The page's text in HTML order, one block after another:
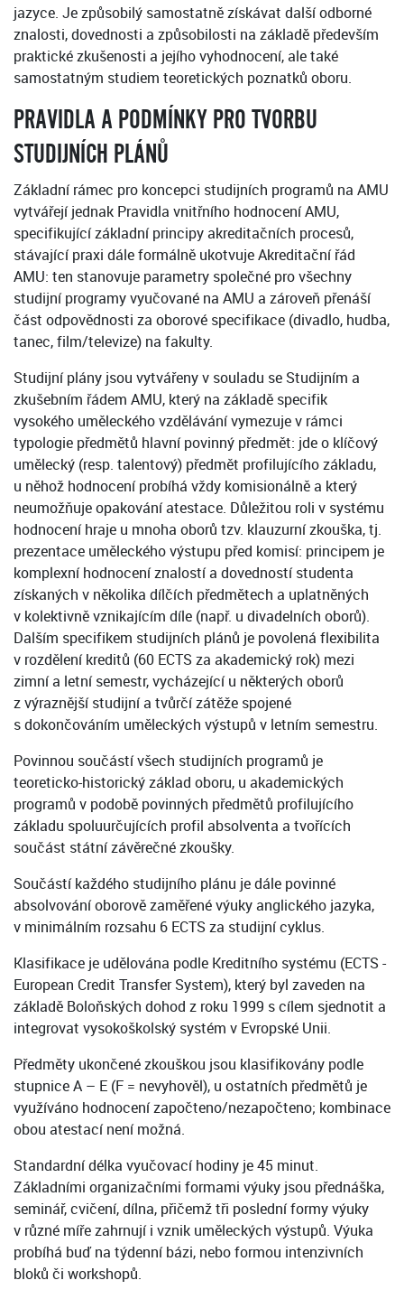
jazyce. Je způsobilý samostatně získávat další odborné
znalosti, dovednosti a způsobilosti na základě především
praktické zkušenosti a jejího vyhodnocení, ale také
samostatným studiem teoretických poznatků oboru.
PRAVIDLA A PODMÍNKY PRO TVORBU
STUDIJNÍCH PLÁNŮ
Základní rámec pro koncepci studijních programů na AMU
vytvářejí jednak Pravidla vnitřního hodnocení AMU,
specifikující základní principy akreditačních procesů,
stávající praxi dále formálně ukotvuje Akreditační řád
AMU: ten stanovuje parametry společné pro všechny
studijní programy vyučované na AMU a zároveň přenáší
část odpovědnosti za oborové specifikace (divadlo, hudba,
tanec, film/televize) na fakulty.
Studijní plány jsou vytvářeny v souladu se Studijním a
zkušebním řádem AMU, který na základě specifik
vysokého uměleckého vzdělávání vymezuje v rámci
typologie předmětů hlavní povinný předmět: jde o klíčový
umělecký (resp. talentový) předmět profilujícího základu,
u něhož hodnocení probíhá vždy komisionálně a který
neumožňuje opakování atestace. Důležitou roli v systému
hodnocení hraje u mnoha oborů tzv. klauzurní zkouška, tj.
prezentace uměleckého výstupu před komisí: principem je
komplexní hodnocení znalostí a dovedností studenta
získaných v několika dílčích předmětech a uplatněných
v kolektivně vznikajícím díle (např. u divadelních oborů).
Dalším specifikem studijních plánů je povolená flexibilita
v rozdělení kreditů (60 ECTS za akademický rok) mezi
zimní a letní semestr, vycházející u některých oborů
z výraznější studijní a tvůrčí zátěže spojené
s dokončováním uměleckých výstupů v letním semestru.
Povinnou součástí všech studijních programů je
teoreticko-historický základ oboru, u akademických
programů v podobě povinných předmětů profilujícího
základu spoluurčujících profil absolventa a tvořících
součást státní závěrečné zkoušky.
Součástí každého studijního plánu je dále povinné
absolvování oborově zaměřené výuky anglického jazyka,
v minimálním rozsahu 6 ECTS za studijní cyklus.
Klasifikace je udělována podle Kreditního systému (ECTS -
European Credit Transfer System), který byl zaveden na
základě Boloňských dohod z roku 1999 s cílem sjednotit a
integrovat vysokoškolský systém v Evropské Unii.
Předměty ukončené zkouškou jsou klasifikovány podle
stupnice A – E (F = nevyhověl), u ostatních předmětů je
využíváno hodnocení započteno/nezapočteno; kombinace
obou atestací není možná.
Standardní délka vyučovací hodiny je 45 minut.
Základními organizačními formami výuky jsou přednáška,
seminář, cvičení, dílna, přičemž tři poslední formy výuky
v různé míře zahrnují i vznik uměleckých výstupů. Výuka
probíhá buď na týdenní bázi, nebo formou intenzivních
bloků či workshopů.